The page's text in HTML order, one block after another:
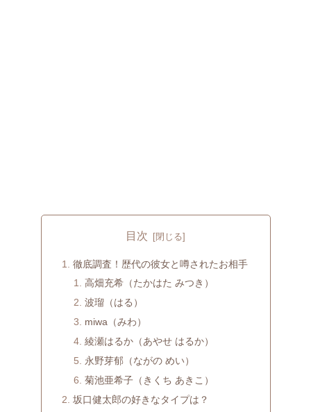
目次
徹底調査！歴代の彼女と噂されたお相手
高畑充希（たかはた みつき）
波瑠（はる）
miwa（みわ）
綾瀬はるか（あやせ はるか）
永野芽郁（ながの めい）
菊池亜希子（きくち あきこ）
坂口健太郎の好きなタイプは？